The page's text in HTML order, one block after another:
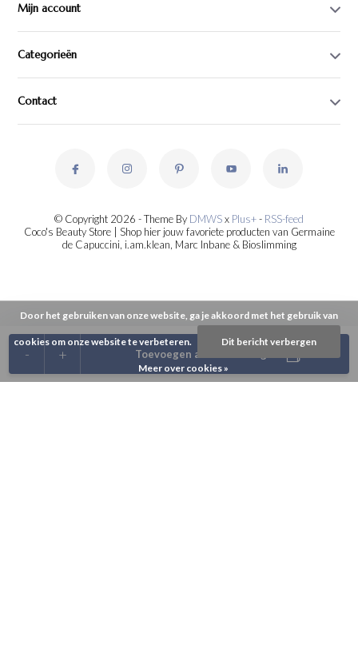
+
- Toevoegen aan winkelwagen
Mijn account
Categorieën
Contact
© Copyright 2026 - Theme By DMWSx Plus+- RSS-feed
Coco's Beauty Store | Shop hier jouw favoriete producten van Germaine
de Capuccini, i.am.klean, Marc Inbane & Bioslimming
Door het gebruiken van onze website, ga je akkoord met het gebruik van
cookies om onze website te verbeteren. Dit bericht verbergen
Meer over cookies »